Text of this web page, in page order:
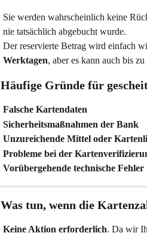
Sie werden wahrscheinlich keine
nie tatsächlich abgebucht wurde.
Der reservierte Betrag wird einfach
Werktagen, aber es kann auch bis zu
Häufige Gründe für
Falsche Kartendaten
Sicherheitsmaßnahmen der Bank
Unzureichende Mittel oder
Probleme bei der
Vorübergehende technische Fehler
Was tun, wenn die
Keine Aktion erforderlich. Da wir